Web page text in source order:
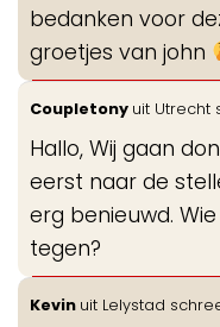
bedanken voor
groetjes van john
Coupletony uit Utrecht
Hallo, Wij gaan
eerst naar de
erg benieuwd.
tegen?
Kevin uit Lelystad